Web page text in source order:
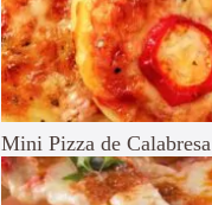
Mini Pizza de Calabresa